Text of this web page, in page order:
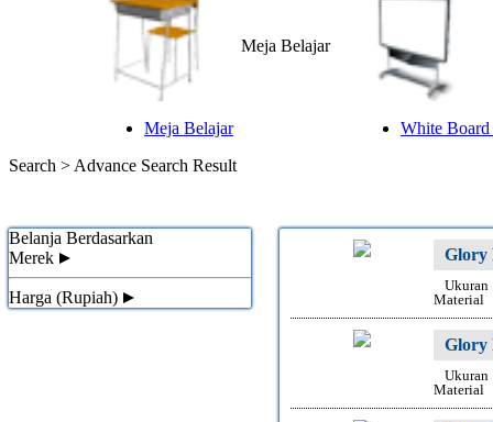
Meja Belajar
Meja Belajar
White Board
Search > Advance Search Result
Belanja Berdasarkan
Merek
Harga (Rupiah)
Glory
Ukuran
Material
Glory
Ukuran
Material